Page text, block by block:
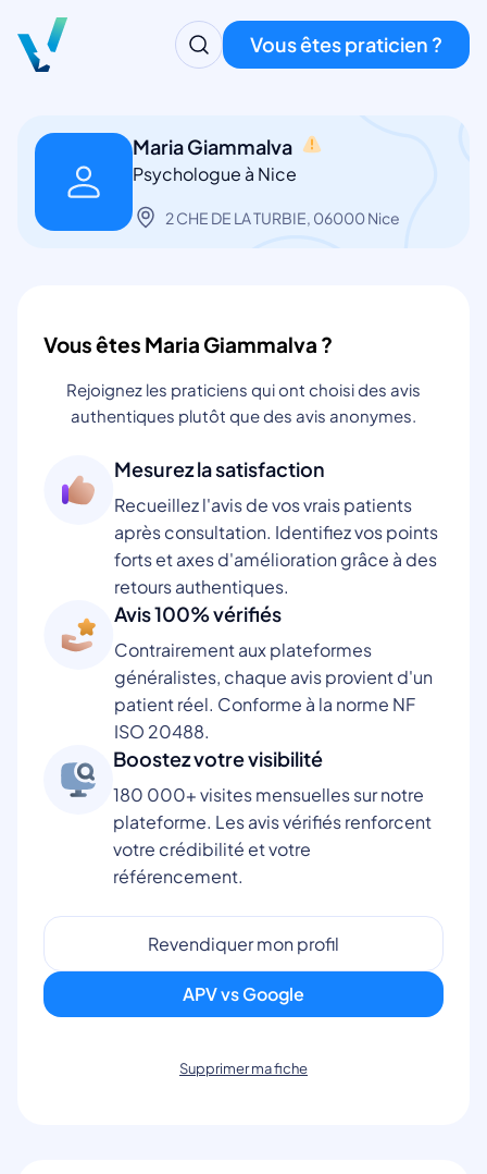
Vous êtes praticien ?
Maria Giammalva
Psychologue à Nice
2 CHE DE LA TURBIE, 06000 Nice
Vous êtes Maria Giammalva ?
Rejoignez les praticiens qui ont choisi des avis
authentiques plutôt que des avis anonymes.
Mesurez la satisfaction
Recueillez l'avis de vos vrais patients
après consultation. Identifiez vos points
forts et axes d'amélioration grâce à des
retours authentiques.
Avis 100% vérifiés
Contrairement aux plateformes
généralistes, chaque avis provient d'un
patient réel. Conforme à la norme NF
ISO 20488.
Boostez votre visibilité
180 000+ visites mensuelles sur notre
plateforme. Les avis vérifiés renforcent
votre crédibilité et votre
référencement.
Revendiquer mon profil
APV vs Google
Supprimer ma fiche